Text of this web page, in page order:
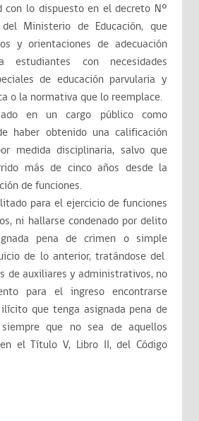
con lo dispuesto en el decreto Nº
Ministerio de Educación, que
y orientaciones de adecuación
estudiantes con necesidades
de educación parvularia y
o la normativa que lo reemplace.
en un cargo público como
haber obtenido una calificación
medida disciplinaria, salvo que
más de cinco años desde la
de funciones.
para el ejercicio de funciones
ni hallarse condenado por delito
pena de crimen o simple
de lo anterior, tratándose del
de auxiliares y administrativos, no
para el ingreso encontrarse
que tenga asignada pena de
que no sea de aquellos
el Título V, Libro II, del Código